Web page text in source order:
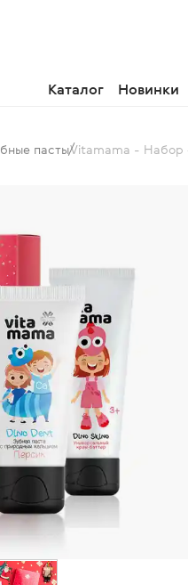
Каталог Новинки
пастыVitamama - Набор